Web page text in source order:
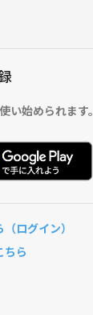
い始められます。
ログイン）
ちら